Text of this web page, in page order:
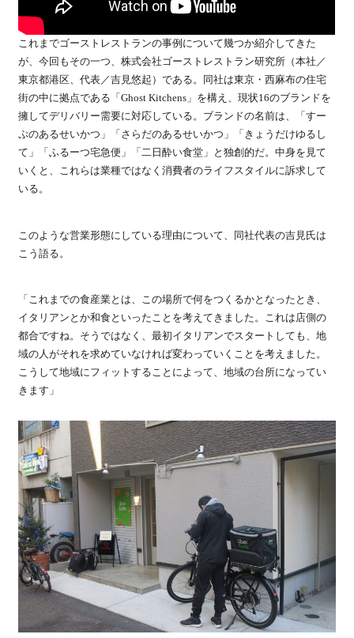
これまでゴーストレストランの事例について幾つか紹介してきた
が、今回もその一つ、株式会社ゴーストレストラン研究所（本社／
東京都港区、代表／吉見悠起）である。同社は東京・西麻布の住宅
街の中に拠点である「Ghost Kitchens」を構え、現状16のブランドを
擁してデリバリー需要に対応している。ブランドの名前は、「すー
ぷのあるせいかつ」「さらだのあるせいかつ」「きょうだけゆるし
て」「ふるーつ宅急便」「二日酔い食堂」と独創的だ。中身を見て
いくと、これらは業種ではなく消費者のライフスタイルに訴求して
いる。
このような営業形態にしている理由について、同社代表の吉見氏は
こう語る。
「これまでの食産業とは、この場所で何をつくるかとなったとき、
イタリアンとか和食といったことを考えてきました。これは店側の
都合ですね。そうではなく、最初イタリアンでスタートしても、地
域の人がそれを求めていなければ変わっていくことを考えました。
こうして地域にフィットすることによって、地域の台所になってい
きます」